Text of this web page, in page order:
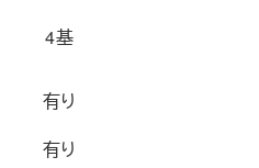
4基
有り
有り